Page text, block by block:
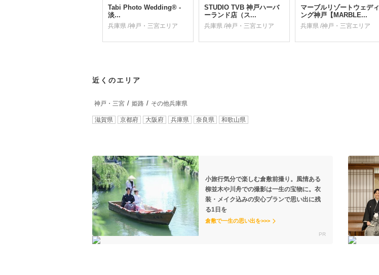
Tabi Photo Wedding®︎ -
淡...
兵庫県 /神戸・三宮エリア
STUDIO TVB 神戸ハーバ
ーランド店（ス...
兵庫県 /神戸・三宮エリア
マーブルリゾートウェディ
ング神戸【MARBLE...
兵庫県 /神戸・三宮エリア
近くのエリア
神戸・三宮 姫路 その他兵庫県
滋賀県 京都府 大阪府 兵庫県 奈良県 和歌山県
小旅行気分で楽しむ倉敷前撮り。風情ある
柳並木や川舟での撮影は一生の宝物に。衣
装・メイク込みの安心プランで思い出に残
る1日を
倉敷で一生の思い出を>>>